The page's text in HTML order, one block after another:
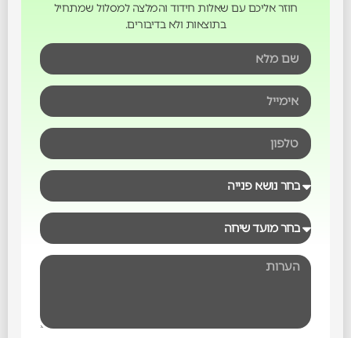
חוזר אליכם עם שאלות חידוד והמלצה למסלול שמתחיל
בתוצאות ולא בדיבורים.